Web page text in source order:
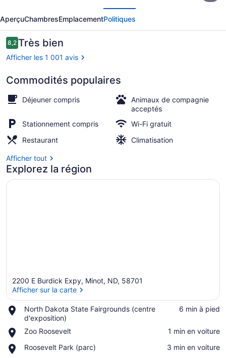
Clarion
Hotel
Convention
Center
Vue depuis l’hébergement
AperçuChambresEmplacementPolitiques
Avis
8,28,2 sur 10 –
Très bien
Afficher les 1 001 avis
Commodités populaires
Déjeuner compris
Animaux de compagnie
acceptés
Stationnement compris
Wi-Fi gratuit
Restaurant
Climatisation
Afficher tout
Explorez la région
2200 E Burdick Expy, Minot, ND, 58701
Afficher sur la carte
North Dakota State Fairgrounds (centre
d'exposition)
Place,
North
Dakota
State
Fairgrounds
‪6 min à pied‬
Zoo Roosevelt
Place,
Roosevelt
‪1 min en voiture‬
Roosevelt Park (parc)
Place,
‪3 min en voiture‬